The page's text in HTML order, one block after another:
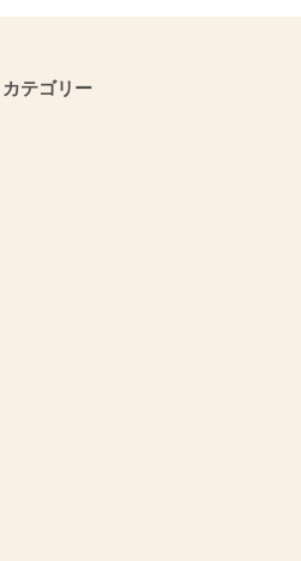
カテゴリー